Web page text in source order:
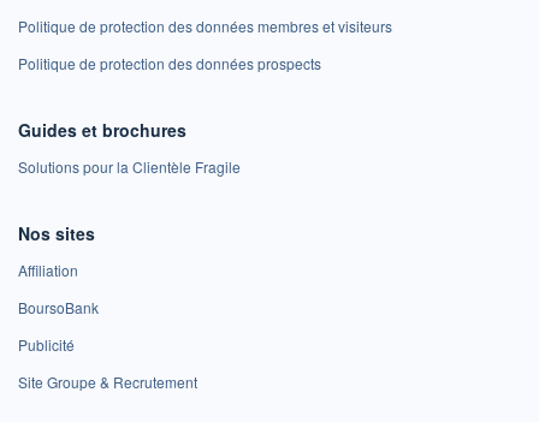
Politique de protection des données membres et visiteurs
Politique de protection des données prospects
Guides et brochures
Solutions pour la Clientèle Fragile
Nos sites
Affiliation
BoursoBank
Publicité
Site Groupe & Recrutement